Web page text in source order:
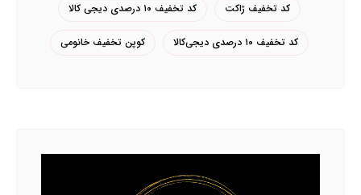
کد تخفیف ژاکت کد تخفیف ۱۰ درصدی دیجی کالا
کد تخفیف ۱۰ درصدی دیجی‌کالا کوپن تخفیف خانومی